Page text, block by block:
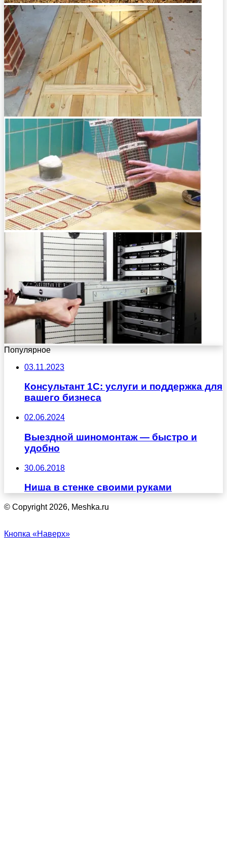
Популярное
03.11.2023
Консультант 1С: услуги и поддержка для
вашего бизнеса
02.06.2024
Выездной шиномонтаж — быстро и
удобно
30.06.2018
Ниша в стенке своими руками
© Copyright 2026, Meshka.ru
Кнопка «Наверх»